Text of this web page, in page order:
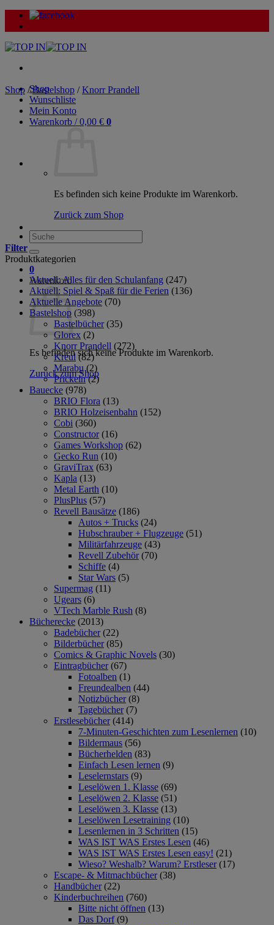
Zum
Inhalt
Shop
Wunschliste
Mein Konto
Warenkorb /0,00 € 0
Es befinden sich keine Produkte im Warenkorb.
Zurück zum Shop
Suche
nach:
0
Warenkorb
Es befinden sich keine Produkte im Warenkorb.
Zurück zum Shop
Shop / Bastelshop / Knorr Prandell
Filter
Produktkategorien
Aktuell: Alles für den Schulanfang (247)
Aktuell: Spiel & Spaß für die Ferien (136)
Aktuelle Angebote (70)
Bastelshop (398)
Bastelbücher (35)
Glorex (2)
Knorr Prandell (272)
Kreul (82)
Marabu (2)
Prickeln (2)
Bauecke (978)
BRIO Flora (13)
BRIO Holzeisenbahn (152)
Cobi (360)
Constructor (16)
Games Workshop (62)
Gecko Run (10)
GraviTrax (63)
Kapla (13)
Metal Earth (10)
PlusPlus (57)
Revell Bausätze (186)
Autos + Trucks (24)
Hubschrauber + Flugzeuge (51)
Militärfahrzeuge (43)
Revell Zubehör (70)
Schiffe (4)
Star Wars (5)
Supermag (11)
Ugears (6)
VTech Marble Rush (8)
Bücherecke (2013)
Badebücher (22)
Bilderbücher (85)
Comics & Graphic Novels (30)
Eintragbücher (67)
Fotoalben (1)
Freundealben (44)
Notizbücher (8)
Tagebücher (7)
Erstlesebücher (414)
7-Minuten-Geschichten zum Lesenlernen (10)
Bildermaus (56)
Bücherhelden (83)
Einfach Lesen lernen (9)
Leselernstars (9)
Leselöwen 1. Klasse (69)
Leselöwen 2. Klasse (51)
Leselöwen 3. Klasse (13)
Leselöwen Lesetraining (10)
Lesenlernen in 3 Schritten (15)
WAS IST WAS Erstes Lesen (46)
WAS IST WAS Erstes Lesen easy! (21)
Wieso? Weshalb? Warum? Erstleser (17)
Escape- & Mitmachbücher (38)
Handbücher (22)
Kinderbuchreihen (760)
Bitte nicht öffnen (13)
Das Dorf (9)